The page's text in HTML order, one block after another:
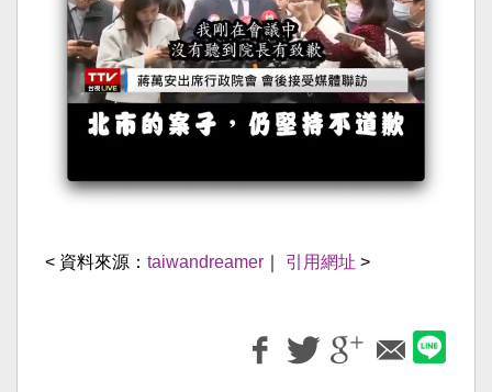
< 資料來源： taiwandreamer 引用網址 >